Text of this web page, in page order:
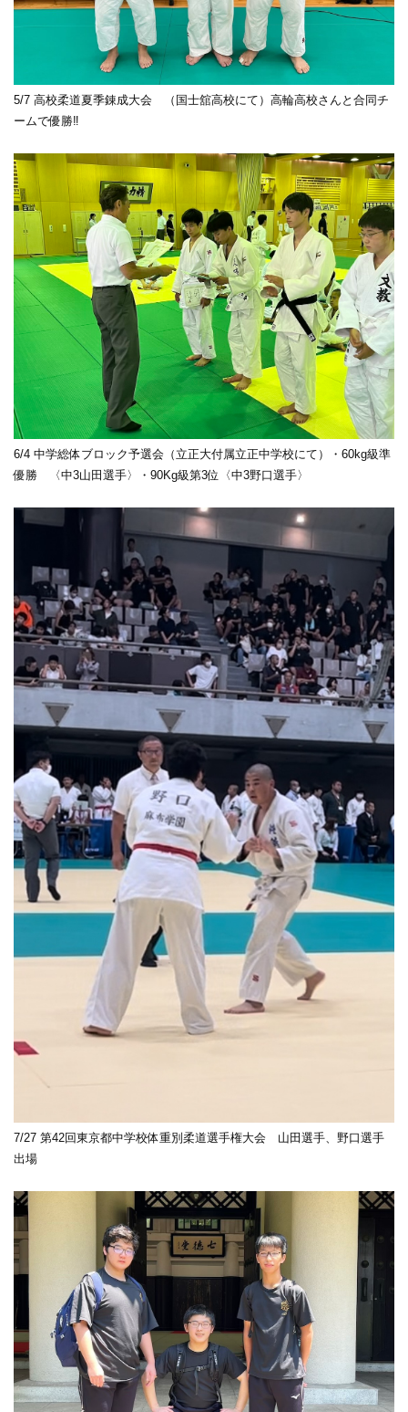
5/7 高校柔道夏季錬成大会 （国士舘高校にて）高輪高校さんと合同チ
ームで優勝‼︎
6/4 中学総体ブロック予選会（立正大付属立正中学校にて）・60kg級準
優勝 〈中3山田選手〉・90Kg級第3位〈中3野口選手〉
7/27 第42回東京都中学校体重別柔道選手権大会 山田選手、野口選手
出場